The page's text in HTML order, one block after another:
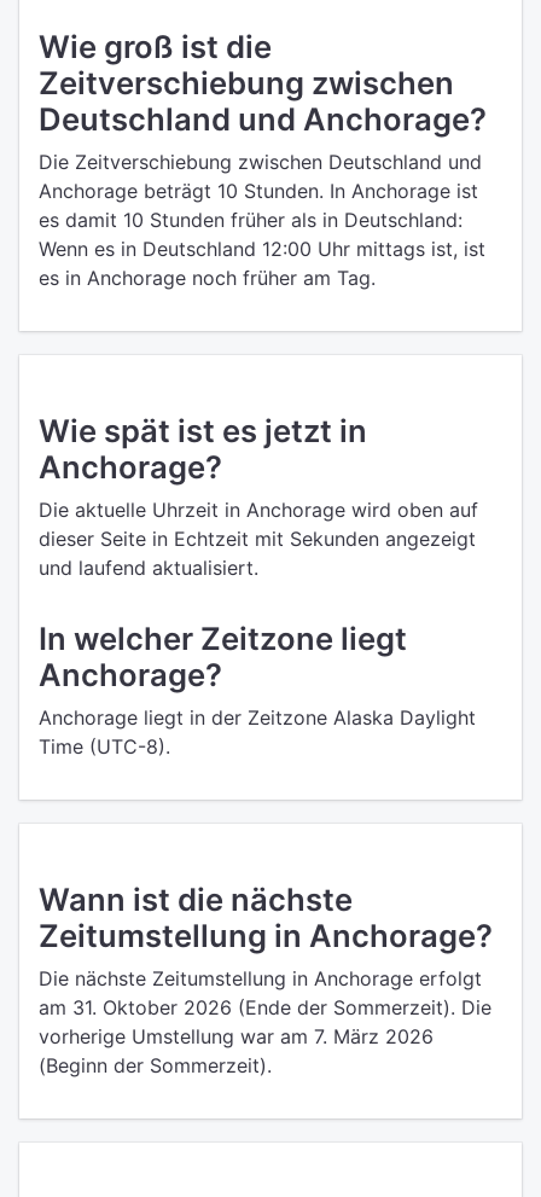
Wie groß ist die
Zeitverschiebung zwischen
Deutschland und Anchorage?
Die Zeitverschiebung zwischen Deutschland und
Anchorage beträgt 10 Stunden. In Anchorage ist
es damit 10 Stunden früher als in Deutschland:
Wenn es in Deutschland 12:00 Uhr mittags ist, ist
es in Anchorage noch früher am Tag.
Wie spät ist es jetzt in
Anchorage?
Die aktuelle Uhrzeit in Anchorage wird oben auf
dieser Seite in Echtzeit mit Sekunden angezeigt
und laufend aktualisiert.
In welcher Zeitzone liegt
Anchorage?
Anchorage liegt in der Zeitzone Alaska Daylight
Time (UTC-8).
Wann ist die nächste
Zeitumstellung in Anchorage?
Die nächste Zeitumstellung in Anchorage erfolgt
am 31. Oktober 2026 (Ende der Sommerzeit). Die
vorherige Umstellung war am 7. März 2026
(Beginn der Sommerzeit).